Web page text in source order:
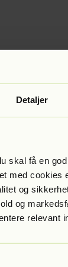
Detaljer
skal få en
med cookies
og
og
relevant